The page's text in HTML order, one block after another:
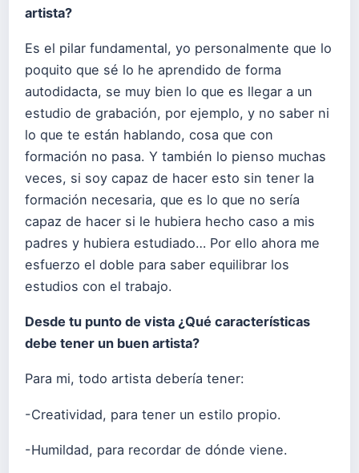
artista?
Es el pilar fundamental, yo personalmente que lo
poquito que sé lo he aprendido de forma
autodidacta, se muy bien lo que es llegar a un
estudio de grabación, por ejemplo, y no saber ni
lo que te están hablando, cosa que con
formación no pasa. Y también lo pienso muchas
veces, si soy capaz de hacer esto sin tener la
formación necesaria, que es lo que no sería
capaz de hacer si le hubiera hecho caso a mis
padres y hubiera estudiado… Por ello ahora me
esfuerzo el doble para saber equilibrar los
estudios con el trabajo.
Desde tu punto de vista ¿Qué características
debe tener un buen artista?
Para mi, todo artista debería tener:
-Creatividad, para tener un estilo propio.
-Humildad, para recordar de dónde viene.